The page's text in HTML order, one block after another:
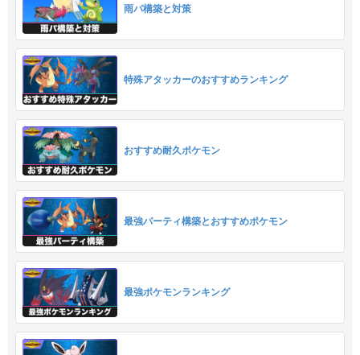
雨パ構築と対策
特殊アタッカーのおすすめランキング
おすすめ耐久ポケモン
最強パーティ構築とおすすめポケモン
最強ポケモンランキング